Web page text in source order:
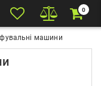
0
машини